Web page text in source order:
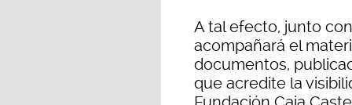
A tal efecto, junto
acompañará el
documentos,
que acredite la